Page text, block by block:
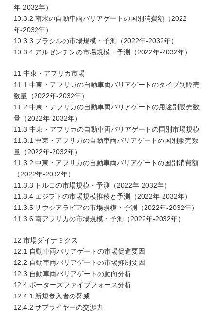
年-2032年）
10.3.2 南米の自動車両バリアゲートの国別消費額（2022
年-2032年）
10.3.3 ブラジルの市場規模・予測（2022年-2032年）
10.3.4 アルゼンチンの市場規模・予測（2022年-2032年）
11 中東・アフリカ市場
11.1 中東・アフリカの自動車両バリアゲートのタイプ別販売
数量（2022年-2032年）
11.2 中東・アフリカの自動車両バリアゲートの用途別販売数
量（2022年-2032年）
11.3 中東・アフリカの自動車両バリアゲートの国別市場規模
11.3.1 中東・アフリカの自動車両バリアゲートの国別販売数
量（2022年-2032年）
11.3.2 中東・アフリカの自動車両バリアゲートの国別消費額
（2022年-2032年）
11.3.3 トルコの市場規模・予測（2022年-2032年）
11.3.4 エジプトの市場規模推移と予測（2022年-2032年）
11.3.5 サウジアラビアの市場規模・予測（2022年-2032年）
11.3.6 南アフリカの市場規模・予測（2022年-2032年）
12 市場ダイナミクス
12.1 自動車両バリアゲートの市場促進要因
12.2 自動車両バリアゲートの市場抑制要因
12.3 自動車両バリアゲートの動向分析
12.4 ポーターズファイブフォース分析
12.4.1 新規参入者の脅威
12.4.2 サプライヤーの交渉力